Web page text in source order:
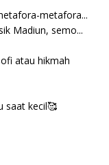
metafora...
Madiun, semo...
atau hikmah
saat kecil🥰